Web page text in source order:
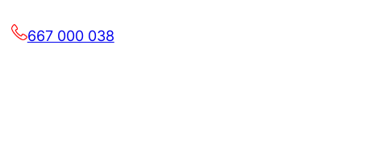
667 000 038